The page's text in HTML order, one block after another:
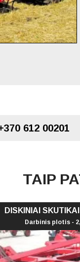
612 00201
TAIP
DISKINIAI
Darbinis plotis -